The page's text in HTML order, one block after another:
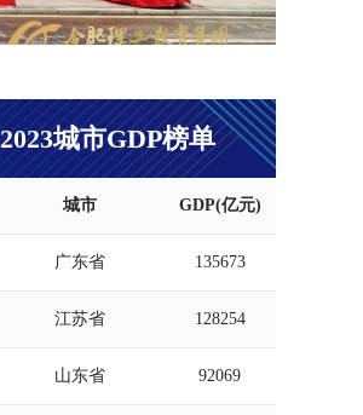
2023城市GDP榜单
城市 GDP(亿元)
广东省 135673
江苏省 128254
山东省 92069